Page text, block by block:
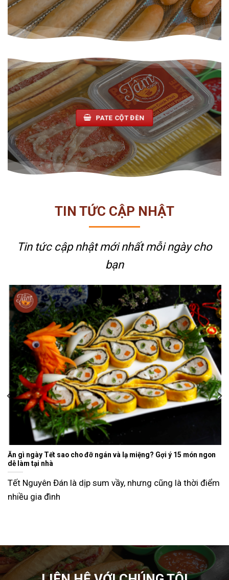
PATE CỘT ĐÈN
TIN TỨC CẬP NHẬT
Tin tức cập nhật mới nhấtmỗi ngày cho
bạn
Ăn gì ngày Tết sao cho đỡ ngán và lạ miệng? Gợi ý 15 món ngon
dễ làm tại nhà
Tết Nguyên Đán là dịp sum vầy, nhưng cũng là thời điểm
nhiều gia đình